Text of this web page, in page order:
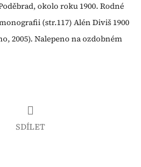
okolo roku 1900. Rodné
(str.117) Alén Diviš 1900
2005). Nalepeno na ozdobném
SDÍLET